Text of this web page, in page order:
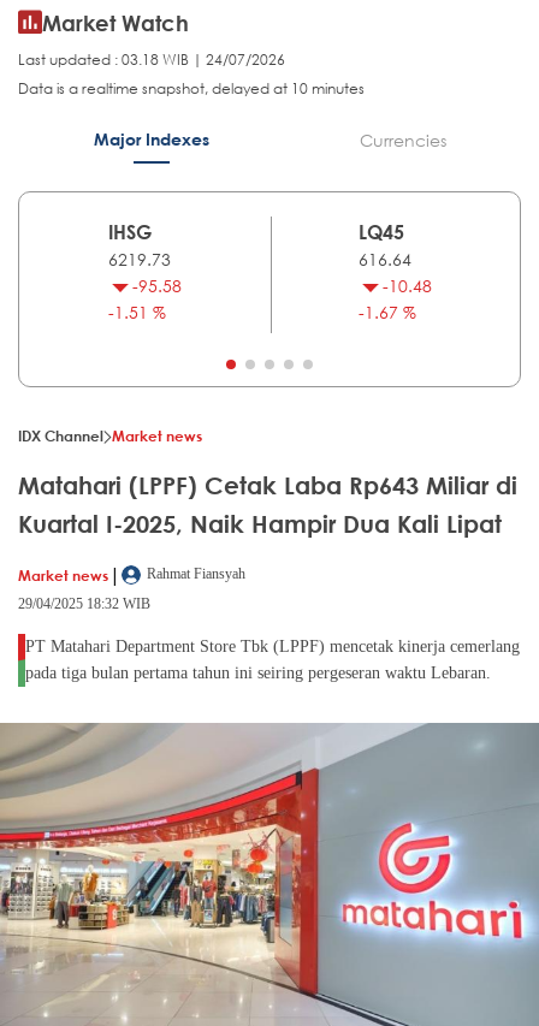
Market Watch
Last updated : 03.18 WIB | 24/07/2026
Data is a realtime snapshot, delayed at 10 minutes
Major Indexes Currencies
IHSG
6219.73
-95.58
-1.51 %
LQ45
616.64
-10.48
-1.67 %
IDX Channel Market news
Matahari (LPPF) Cetak Laba Rp643 Miliar di
Kuartal I-2025, Naik Hampir Dua Kali Lipat
Market news |
Rahmat Fiansyah
29/04/2025 18:32 WIB
PT Matahari Department Store Tbk (LPPF) mencetak kinerja cemerlang
pada tiga bulan pertama tahun ini seiring pergeseran waktu Lebaran.